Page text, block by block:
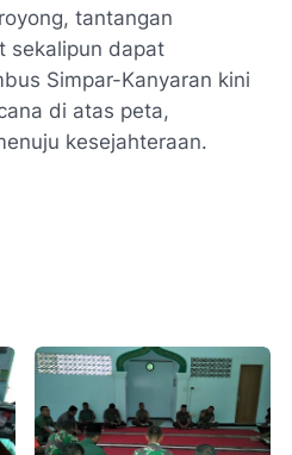
tantangan
sekalipun dapat
Simpar-Kanyaran kini
di atas peta,
kesejahteraan.